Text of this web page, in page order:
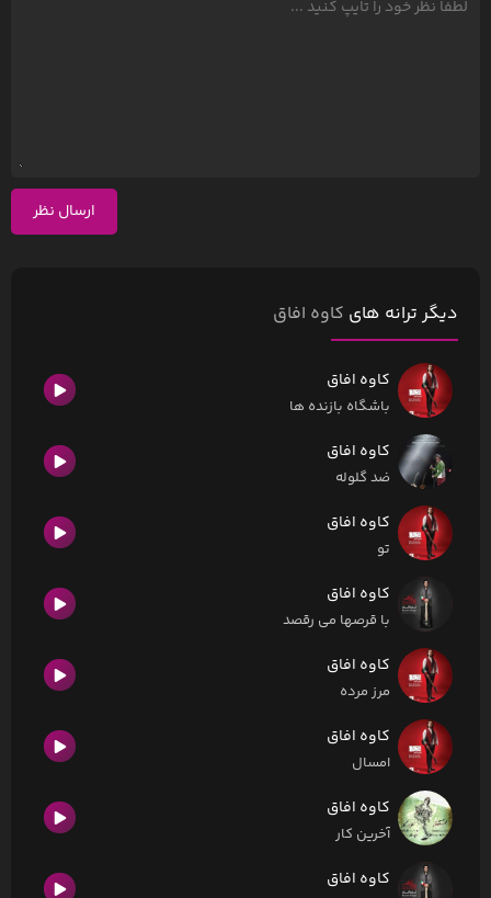
ارسال نظر
دیگر ترانه های کاوه افاق
کاوه افاق
باشگاه بازنده ها
کاوه افاق
ضد گلوله
کاوه افاق
تو
کاوه افاق
با قرصها می رقصد
کاوه افاق
مرز مرده
کاوه افاق
امسال
کاوه افاق
آخرین کار
کاوه افاق